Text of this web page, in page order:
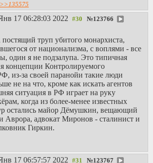
>>135575
17 06:28:03 2022 №123766
труп убитого монархиста,
от национализма, с воплями - все
один я не подзалупа. Это типичная
концепции Контролируемого
из-за своей паранойи такие люди
не на что, кроме как искать агентов
ситуация в РФ играет на руку
когда из более-менее известных
остались майор Дёмушкин, вещающий
Аврора, адвокат Миронов - сталинист и
Гиркин.
17 06:57:57 2022 №123767